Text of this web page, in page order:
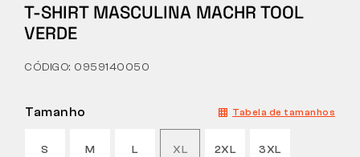
SOBRE NÓS
T-SHIRT MASCULINA MACHR TOOL
VERDE
CÓDIGO: 0959140050
Tamanho Tabela de tamanhos
S M L XL 2XL 3XL